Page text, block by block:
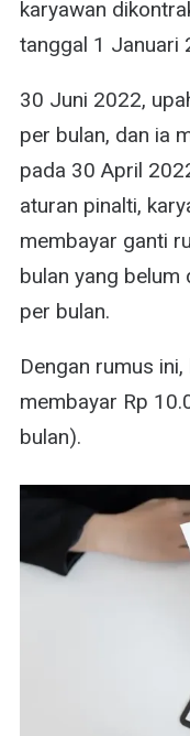
karyawan
tanggal 1 Januari
30 Juni 2022,
per bulan, dan ia
pada 30 April
aturan pinalti,
membayar ganti
bulan yang belum
per bulan.
Dengan rumus
membayar Rp
bulan).